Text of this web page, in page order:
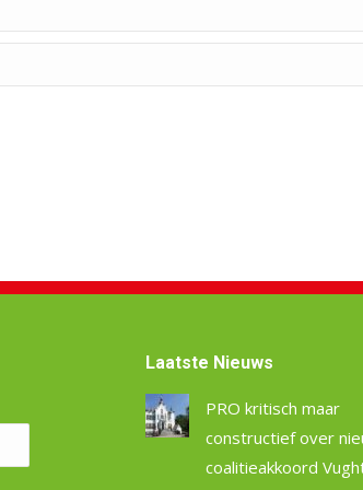
Laatste Nieuws
PRO kritisch maar
constructief over
coalitieakkoord